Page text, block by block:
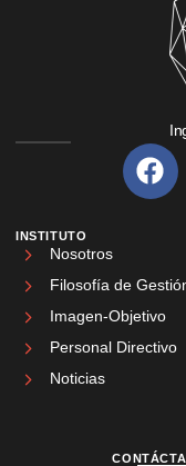
INSTITUTO
Nosotros
Filosofía de
Imagen-Objetivo
Personal Directivo
Noticias